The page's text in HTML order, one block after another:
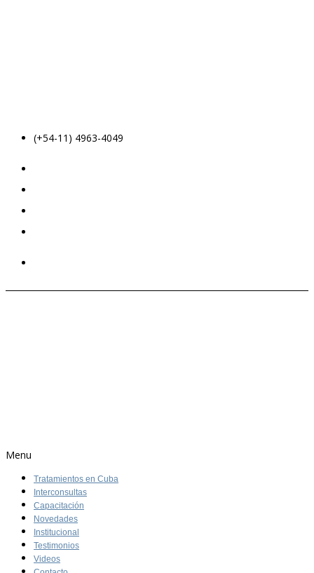
(+54-11) 4963-4049
Menu
Tratamientos en Cuba
Interconsultas
Capacitación
Novedades
Institucional
Testimonios
Videos